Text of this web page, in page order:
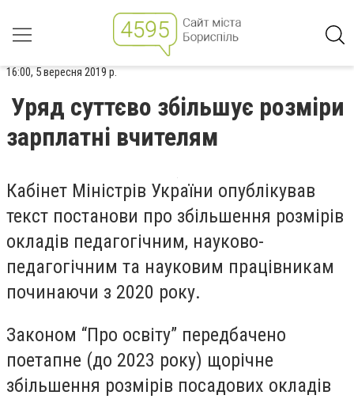
16:00, 5 вересня 2019 р.
Уряд суттєво збільшує розміри
зарплатні вчителям
Кабінет Міністрів України опублікував
текст постанови про збільшення розмірів
окладів педагогічним, науково-
педагогічним та науковим працівникам
починаючи з 2020 року.
Законом “Про освіту” передбачено
поетапне (до 2023 року) щорічне
збільшення розмірів посадових окладів